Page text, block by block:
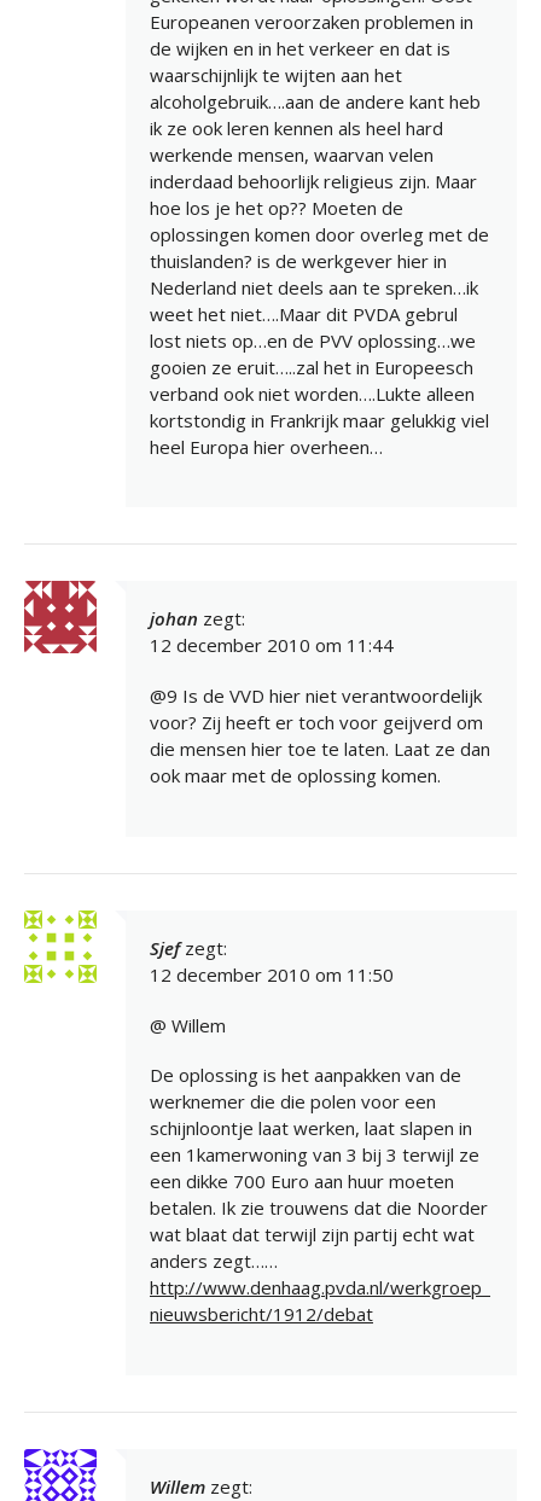
Europeanen veroorzaken problemen in
de wijken en in het verkeer en dat is
waarschijnlijk te wijten aan het
alcoholgebruik….aan de andere kant heb
ik ze ook leren kennen als heel hard
werkende mensen, waarvan velen
inderdaad behoorlijk religieus zijn. Maar
hoe los je het op?? Moeten de
oplossingen komen door overleg met de
thuislanden? is de werkgever hier in
Nederland niet deels aan te spreken…ik
weet het niet….Maar dit PVDA gebrul
lost niets op…en de PVV oplossing…we
gooien ze eruit…..zal het in Europeesch
verband ook niet worden….Lukte alleen
kortstondig in Frankrijk maar gelukkig viel
heel Europa hier overheen…
johan zegt:
12 december 2010 om 11:44
@9 Is de VVD hier niet verantwoordelijk
voor? Zij heeft er toch voor geijverd om
die mensen hier toe te laten. Laat ze dan
ook maar met de oplossing komen.
Sjef zegt:
12 december 2010 om 11:50
@ Willem
De oplossing is het aanpakken van de
werknemer die die polen voor een
schijnloontje laat werken, laat slapen in
een 1kamerwoning van 3 bij 3 terwijl ze
een dikke 700 Euro aan huur moeten
betalen. Ik zie trouwens dat die Noorder
wat blaat dat terwijl zijn partij echt wat
anders zegt……
http://www.denhaag.pvda.nl/werkgroep_
nieuwsbericht/1912/debat
Willem zegt: